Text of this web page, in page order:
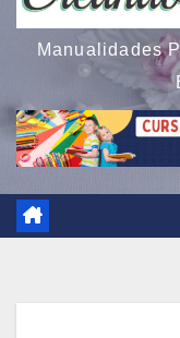
Manualidades